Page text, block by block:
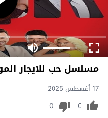
مسلسل حب للايجار
17 أغسطس 2025
0
0